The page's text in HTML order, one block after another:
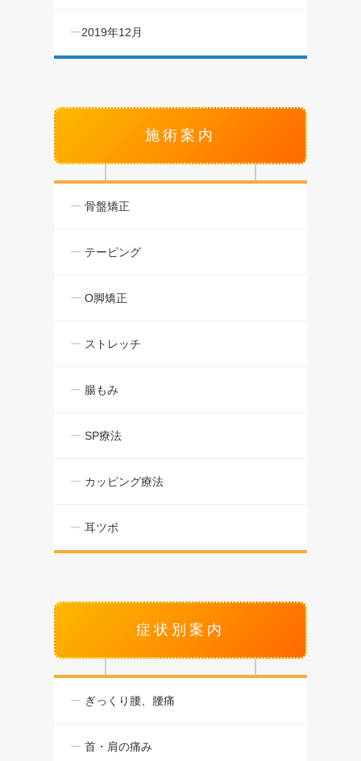
2019年12月
施術案内
骨盤矯正
テーピング
O脚矯正
ストレッチ
腸もみ
SP療法
カッピング療法
耳ツボ
症状別案内
ぎっくり腰、腰痛
首・肩の痛み